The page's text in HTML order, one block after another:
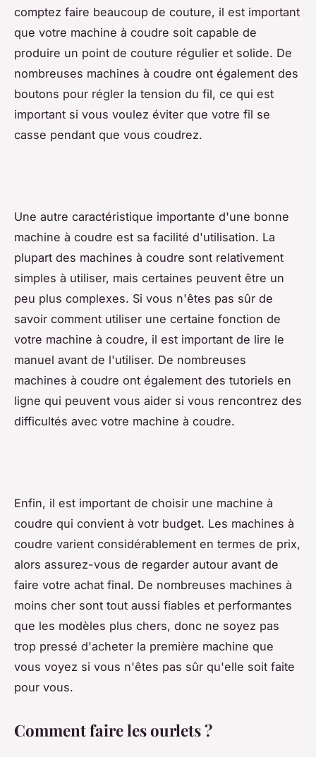
comptez faire beaucoup de couture, il est important
que votre machine à coudre soit capable de
produire un point de couture régulier et solide. De
nombreuses machines à coudre ont également des
boutons pour régler la tension du fil, ce qui est
important si vous voulez éviter que votre fil se
casse pendant que vous coudrez.
Une autre caractéristique importante d'une bonne
machine à coudre est sa facilité d'utilisation. La
plupart des machines à coudre sont relativement
simples à utiliser, mais certaines peuvent être un
peu plus complexes. Si vous n'êtes pas sûr de
savoir comment utiliser une certaine fonction de
votre machine à coudre, il est important de lire le
manuel avant de l'utiliser. De nombreuses
machines à coudre ont également des tutoriels en
ligne qui peuvent vous aider si vous rencontrez des
difficultés avec votre machine à coudre.
Enfin, il est important de choisir une machine à
coudre qui convient à votr budget. Les machines à
coudre varient considérablement en termes de prix,
alors assurez-vous de regarder autour avant de
faire votre achat final. De nombreuses machines à
moins cher sont tout aussi fiables et performantes
que les modèles plus chers, donc ne soyez pas
trop pressé d'acheter la première machine que
vous voyez si vous n'êtes pas sûr qu'elle soit faite
pour vous.
Comment faire les ourlets ?